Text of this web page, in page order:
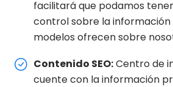
facilitará que podamos
control sobre la información
modelos ofrecen sobre
Contenido SEO:Centro de
cuente con la información